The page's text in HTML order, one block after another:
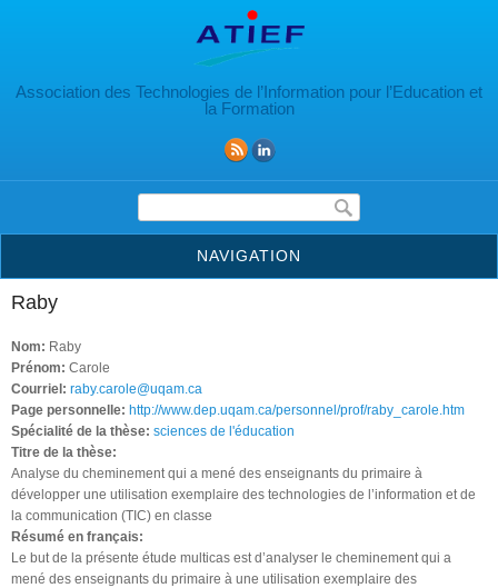
Association des Technologies de l’Information pour l’Education et
la Formation
Formulaire de recherche
NAVIGATION
Raby
Nom: Raby
Prénom: Carole
Courriel: raby.carole@uqam.ca
Page personnelle: http://www.dep.uqam.ca/personnel/prof/raby_carole.htm
Spécialité de la thèse: sciences de l'éducation
Titre de la thèse:
Analyse du cheminement qui a mené des enseignants du primaire à
développer une utilisation exemplaire des technologies de l’information et de
la communication (TIC) en classe
Résumé en français:
Le but de la présente étude multicas est d’analyser le cheminement qui a
mené des enseignants du primaire à une utilisation exemplaire des